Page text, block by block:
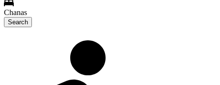
Chanas
Search